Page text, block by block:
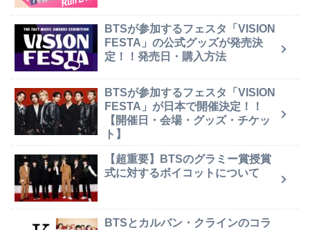
BTSが参加するフェスタ「VISION
FESTA」の公式グッズが発売決
定！！発売日・購入方法
BTSが参加するフェスタ「VISION
FESTA」が日本で開催決定！！
【開催日・会場・グッズ・チケッ
ト】
【超重要】BTSのグラミー賞授賞
式に対するボイコットについて
BTSとカルバン・クラインのコラ